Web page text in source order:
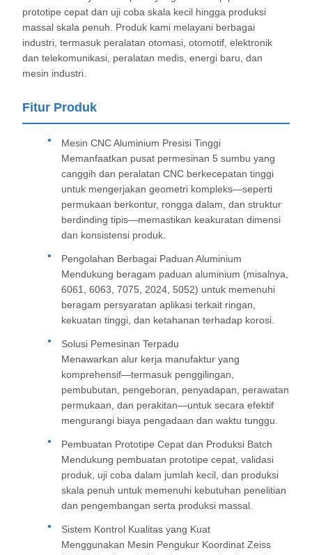
prototipe cepat dan uji coba skala kecil hingga produksi
massal skala penuh. Produk kami melayani berbagai
industri, termasuk peralatan otomasi, otomotif, elektronik
dan telekomunikasi, peralatan medis, energi baru, dan
mesin industri.
Fitur Produk
Mesin CNC Aluminium Presisi Tinggi
Memanfaatkan pusat permesinan 5 sumbu yang
canggih dan peralatan CNC berkecepatan tinggi
untuk mengerjakan geometri kompleks—seperti
permukaan berkontur, rongga dalam, dan struktur
berdinding tipis—memastikan keakuratan dimensi
dan konsistensi produk.
Pengolahan Berbagai Paduan Aluminium
Mendukung beragam paduan aluminium (misalnya,
6061, 6063, 7075, 2024, 5052) untuk memenuhi
beragam persyaratan aplikasi terkait ringan,
kekuatan tinggi, dan ketahanan terhadap korosi.
Solusi Pemesinan Terpadu
Menawarkan alur kerja manufaktur yang
komprehensif—termasuk penggilingan,
pembubutan, pengeboran, penyadapan, perawatan
permukaan, dan perakitan—untuk secara efektif
mengurangi biaya pengadaan dan waktu tunggu.
Pembuatan Prototipe Cepat dan Produksi Batch
Mendukung pembuatan prototipe cepat, validasi
produk, uji coba dalam jumlah kecil, dan produksi
skala penuh untuk memenuhi kebutuhan penelitian
dan pengembangan serta produksi massal.
Sistem Kontrol Kualitas yang Kuat
Menggunakan Mesin Pengukur Koordinat Zeiss